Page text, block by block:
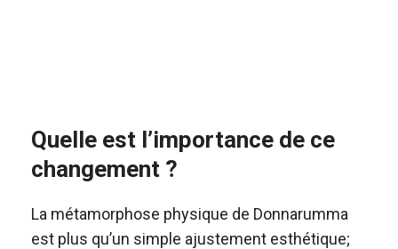
Quelle est l’importance de ce
changement ?
La métamorphose physique de Donnarumma
est plus qu’un simple ajustement esthétique;